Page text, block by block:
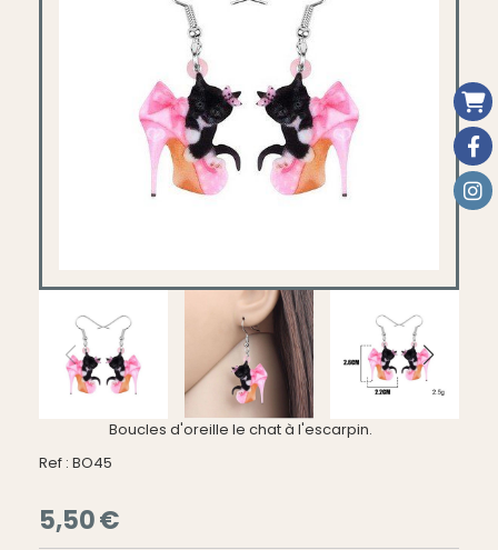
Boucles d'oreille le chat à l'escarpin.
Ref : BO45
5,50€